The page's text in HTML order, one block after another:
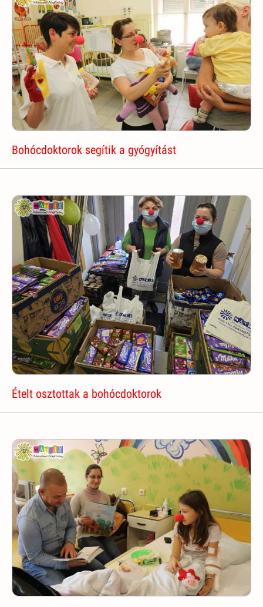
Bohócdoktorok segítik a gyógyítást
Ételt osztottak a bohócdoktorok